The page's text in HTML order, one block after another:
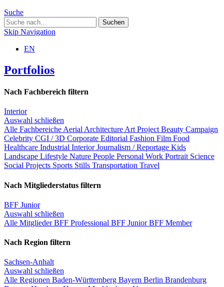
Suche
Skip Navigation
EN
Portfolios
Nach Fachbereich filtern
Interior
Auswahl schließen
Alle Fachbereiche Aerial Architecture Art Project Beauty Campaign
Celebrity CGI / 3D Corporate Editorial Fashion Film Food
Healthcare Industrial InteriorJournalism / Reportage Kids
Landscape Lifestyle Nature People Personal Work Portrait Science
Social Projects Sports Stills Transportation Travel
Nach Mitgliederstatus filtern
BFF Junior
Auswahl schließen
Alle MitgliederBFF Professional BFF JuniorBFF Member
Nach Region filtern
Sachsen-Anhalt
Auswahl schließen
Alle Regionen Baden-Württemberg Bayern Berlin Brandenburg